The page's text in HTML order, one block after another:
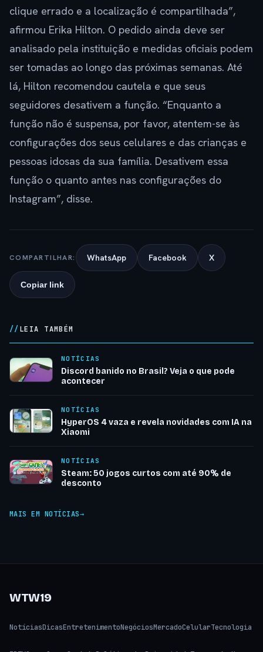
clique errado e a localização é compartilhada”,
afirmou Erika Hilton. O pedido ainda deve ser
analisado pela instituição e medidas oficiais podem
ser tomadas ao longo das próximas semanas. Até
lá, Hilton recomendou cautela e que seus
seguidores desativem a função. “Enquanto a
função não é suspensa, por favor, atentem-se às
configurações dos seus celulares e das crianças e
pessoas idosas da sua família. Desativem essa
função o quanto antes nas configurações do
Instagram”, disse.
COMPARTILHAR: WhatsApp Facebook X
Copiar link
LEIA TAMBÉM
NOTÍCIAS
Discord banido no Brasil? Veja o que pode
acontecer
NOTÍCIAS
HyperOS 4 vaza e revela novidades com IA na
Xiaomi
NOTÍCIAS
Steam: 50 jogos curtos com até 90% de
desconto
MAIS EM NOTÍCIAS
WTW19
NotíciasDicasEntretenimentoNegóciosMercadoCelularTecnologia